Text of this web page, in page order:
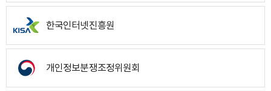
한국인터넷진흥원
개인정보분쟁조정위원회